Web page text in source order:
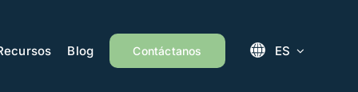
Blog Contáctanos ES